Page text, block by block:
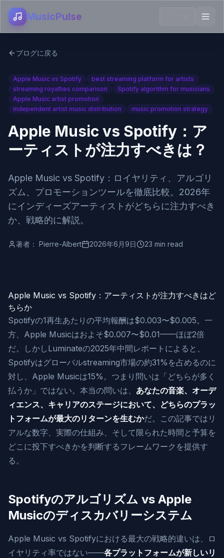
MusicPulse
ブログに戻る
Apple Music vs Spotify
best streaming platform for artists
streaming royalties comparison
Spotify algorithm for musicians
Apple Music artist promotion
independent artist music distribution
music promotion strategy
Apple Music vs Spotify：ア
ーティストが注力すべきは？
Apple Music vs Spotify：ロイヤリティ、アルゴリ
ズム、プロモーションツールを徹底比較。2026年
にインディーズアーティストがどちらに注力すべき
か、戦略的に解説。
著者： Pierre-Albert 2026年6月9日 23 min read
Apple Music vs Spotify：アーティストが注力すべきはど
ちらか
Spotifyの1再生あたりの平均報酬は$0.003〜$0.005。一
方、Apple Musicはおよそ$0.007〜$0.01——ほぼ2倍
だ。しかしLuminateの2025年中間レポートによると、
Spotifyはグローバルstreaming市場の約31%を占めるのに
対し、Apple Musicは15%。つまり問いは「どちらが多く
払うか」ではない。本当の問いは、 あなたの音楽、オーデ
ィエンス、キャリアのステージにおいて、どちらのプラッ
トフォームが最大のリターンを生むかだ。この記事ではリ
アルな数字、実際の仕組み、そして限られた時間と予算を
どこに投下すべきかを判断するフレームワークを提供す
る。
Spotifyのアルゴリズム vs Apple
Musicのディスカバリーシステム
Apple Music vs Spotifyにおける最大の戦略的違いは、ロ
イヤリティ率ではない——各プラットフォームが新しいリ